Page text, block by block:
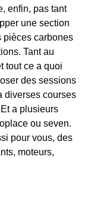
enfin, pas tant
une section
pièces carbones
Tant au
tout ce a quoi
des sessions
diverses courses
a plusieurs
ou seven.
pour vous, des
moteurs,